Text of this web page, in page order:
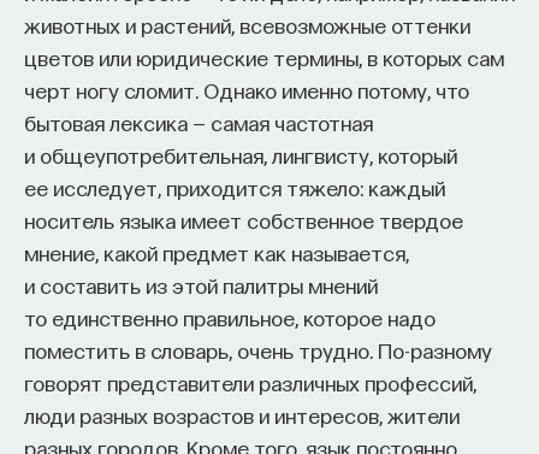
животных и растений, всевозможные оттенки
цветов или юридические термины, в которых сам
черт ногу сломит. Однако именно потому, что
бытовая лексика — самая частотная
и общеупотребительная, лингвисту, который
ее исследует, приходится тяжело: каждый
носитель языка имеет собственное твердое
мнение, какой предмет как называется,
и составить из этой палитры мнений
то единственно правильное, которое надо
поместить в словарь, очень трудно. По-разному
говорят представители различных профессий,
люди разных возрастов и интересов, жители
разных городов. Кроме того, язык постоянно
— Понимать причины нейро- и психопатологий
— Осознавать связь своего поведения
и эмоций с активностью нейромедиаторов
мозга
Автор курса:Вячеслав Дубынин— доктор
биологических наук, профессор кафедры
физиологии человека и животных биологического
факультета МГУ им. М.В. Ломоносова
3/10/2025
НАПИСАТЬ НАМ
мы можем привязать к мифологии, были
изображения. Для того чтобы правильно
истолковать изображение, нужно придумать
рассказ о нем.
Самая ранняя форма мифов — это объяснение
того, почему именно этот рассказ правильный.
Для того чтобы представить масштаб и пестроту
разных теорий греческого мифа, с которыми
мы имеем дело, достаточно сказать, что
греческие мифы описывают небосвод, небосклон:
у каждой звездочки, у каждого созвездия есть
имя, и почти за каждым созвездием скрывается
повествование, какая-то история — вот основания